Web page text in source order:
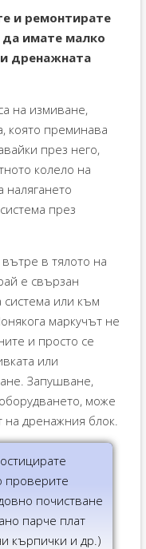
и ремонтирате
да имате малко
дренажната
на измиване,
която преминава
през него,
колело на
налягането
през
в тялото на
е свързан
система или към
маркучът не
и просто се
или
Запушване,
може
дренажния блок.
проверите
почистване
парче плат
кърпички и др.)